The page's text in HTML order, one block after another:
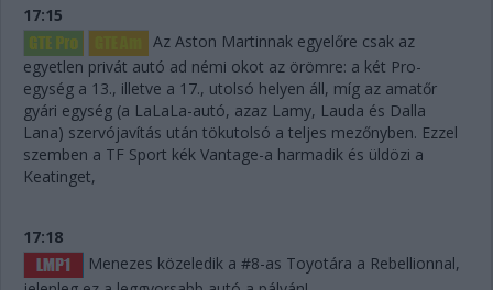
17:15
Az Aston Martinnak egyelőre csak az
egyetlen privát autó ad némi okot az örömre: a két Pro-
egység a 13., illetve a 17., utolsó helyen áll, míg az amatőr
gyári egység (a LaLaLa-autó, azaz Lamy, Lauda és Dalla
Lana) szervójavítás után tökutolsó a teljes mezőnyben. Ezzel
szemben a TF Sport kék Vantage-a harmadik és üldözi a
Keatinget,
17:18
Menezes közeledik a #8-as Toyotára a Rebellionnal,